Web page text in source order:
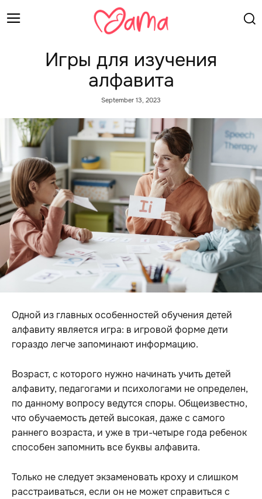
Игры для изучения
алфавита
September 13, 2023
Одной из главных особенностей обучения детей
алфавиту является игра: в игровой форме дети
гораздо легче запоминают информацию.
Возраст, с которого нужно начинать учить детей
алфавиту, педагогами и психологами не определен,
по данному вопросу ведутся споры. Общеизвестно,
что обучаемость детей высокая, даже с самого
раннего возраста, и уже в три-четыре года ребенок
способен запомнить все буквы алфавита.
Только не следует экзаменовать кроху и слишком
расстраиваться, если он не может справиться с